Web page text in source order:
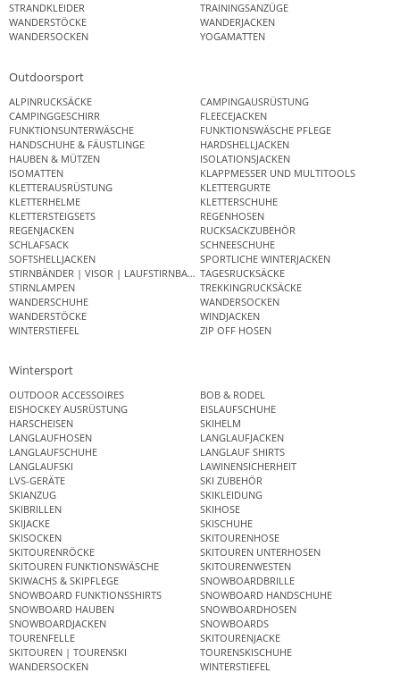
STRANDKLEIDER
TRAININGSANZÜGE
WANDERSTÖCKE
WANDERJACKEN
WANDERSOCKEN
YOGAMATTEN
Outdoorsport
ALPINRUCKSÄCKE
CAMPINGAUSRÜSTUNG
CAMPINGGESCHIRR
FLEECEJACKEN
FUNKTIONSUNTERWÄSCHE
FUNKTIONSWÄSCHE PFLEGE
HANDSCHUHE & FÄUSTLINGE
HARDSHELLJACKEN
HAUBEN & MÜTZEN
ISOLATIONSJACKEN
ISOMATTEN
KLAPPMESSER UND MULTITOOLS
KLETTERAUSRÜSTUNG
KLETTERGURTE
KLETTERHELME
KLETTERSCHUHE
KLETTERSTEIGSETS
REGENHOSEN
REGENJACKEN
RUCKSACKZUBEHÖR
SCHLAFSACK
SCHNEESCHUHE
SOFTSHELLJACKEN
SPORTLICHE WINTERJACKEN
STIRNBÄNDER | VISOR | LAUFSTIRNBANDTAGESRUCKSÄCKE
STIRNLAMPEN
TREKKINGRUCKSÄCKE
WANDERSCHUHE
WANDERSOCKEN
WANDERSTÖCKE
WINDJACKEN
WINTERSTIEFEL
ZIP OFF HOSEN
Wintersport
OUTDOOR ACCESSOIRES
BOB & RODEL
EISHOCKEY AUSRÜSTUNG
EISLAUFSCHUHE
HARSCHEISEN
SKIHELM
LANGLAUFHOSEN
LANGLAUFJACKEN
LANGLAUFSCHUHE
LANGLAUF SHIRTS
LANGLAUFSKI
LAWINENSICHERHEIT
LVS-GERÄTE
SKI ZUBEHÖR
SKIANZUG
SKIKLEIDUNG
SKIBRILLEN
SKIHOSE
SKIJACKE
SKISCHUHE
SKISOCKEN
SKITOURENHOSE
SKITOURENRÖCKE
SKITOUREN UNTERHOSEN
SKITOUREN FUNKTIONSWÄSCHE
SKITOURENWESTEN
SKIWACHS & SKIPFLEGE
SNOWBOARDBRILLE
SNOWBOARD FUNKTIONSSHIRTS
SNOWBOARD HANDSCHUHE
SNOWBOARD HAUBEN
SNOWBOARDHOSEN
SNOWBOARDJACKEN
SNOWBOARDS
TOURENFELLE
SKITOURENJACKE
SKITOUREN | TOURENSKI
TOURENSKISCHUHE
WANDERSOCKEN
WINTERSTIEFEL